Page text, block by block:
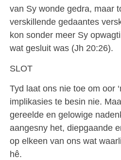
van Sy wonde gedra, maar
verskillende gedaantes
kon sonder meer Sy
wat gesluit was (Jh 20:26).
SLOT
Tyd laat ons nie toe om oor
implikasies te besin nie.
gereelde en gelowige
aangesny het, diepgaande
op elkeen van ons wat
hê.